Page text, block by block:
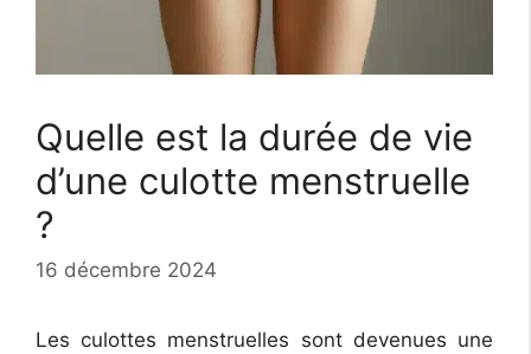
Quelle est la durée de vie
d’une culotte menstruelle
?
16 décembre 2024
Les culottes menstruelles sont devenues une